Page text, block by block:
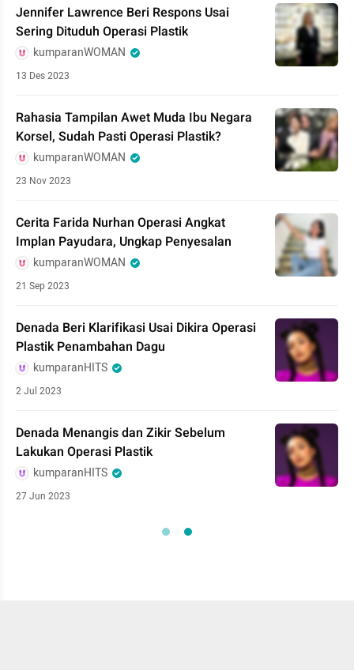
Jennifer Lawrence Beri Respons Usai
Sering Dituduh Operasi Plastik
kumparanWOMAN
13 Des 2023
Rahasia Tampilan Awet Muda Ibu Negara
Korsel, Sudah Pasti Operasi Plastik?
kumparanWOMAN
23 Nov 2023
Cerita Farida Nurhan Operasi Angkat
Implan Payudara, Ungkap Penyesalan
kumparanWOMAN
21 Sep 2023
Denada Beri Klarifikasi Usai Dikira Operasi
Plastik Penambahan Dagu
kumparanHITS
2 Jul 2023
Denada Menangis dan Zikir Sebelum
Lakukan Operasi Plastik
kumparanHITS
27 Jun 2023